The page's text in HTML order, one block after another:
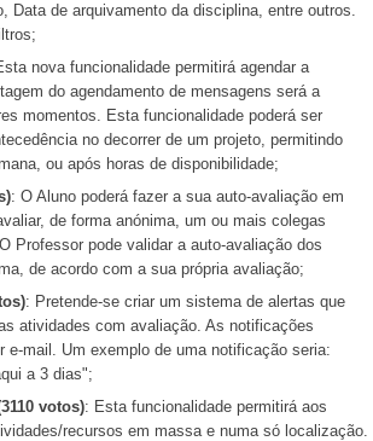
de arquivamento da disciplina, entre outros.
nova funcionalidade permitirá agendar a
do agendamento de mensagens será a
momentos. Esta funcionalidade poderá ser
no decorrer de um projeto, permitindo
ou após horas de disponibilidade;
: O Aluno poderá fazer a sua auto-avaliação em
de forma anónima, um ou mais colegas
Professor pode validar a auto-avaliação dos
de acordo com a sua própria avaliação;
: Pretende-se criar um sistema de alertas que
atividades com avaliação. As notificações
e-mail. Um exemplo de uma notificação seria:
a 3 dias";
votos): Esta funcionalidade permitirá aos
recursos em massa e numa só localização.